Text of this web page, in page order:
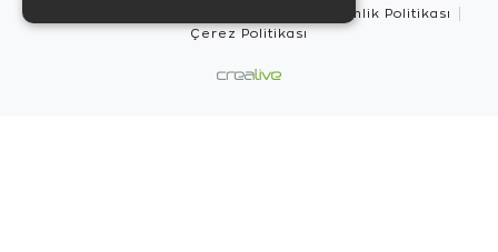
Güvenlik Politikası
Çerez Politikası